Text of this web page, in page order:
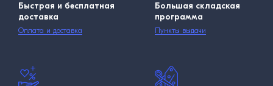
Быстрая и бесплатная
доставка
Оплата и доставка
Большая складская
программа
Пункты выдачи